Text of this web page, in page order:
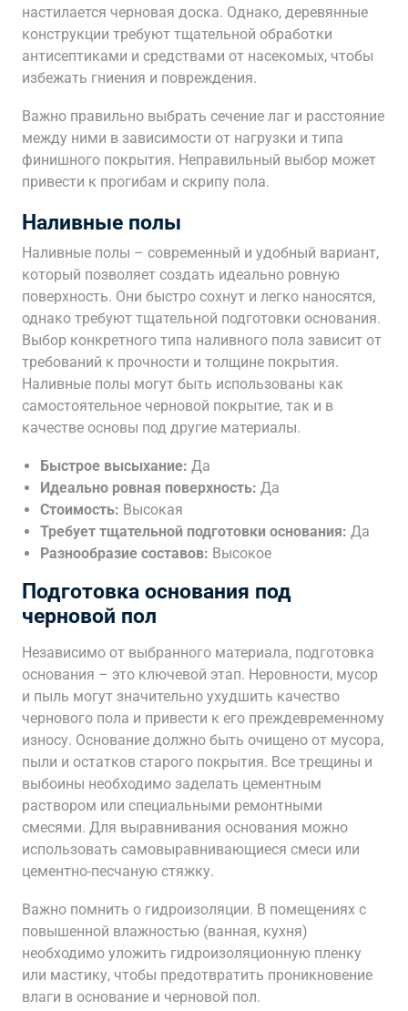
настилается черновая доска. Однако, деревянные
конструкции требуют тщательной обработки
антисептиками и средствами от насекомых, чтобы
избежать гниения и повреждения.
Важно правильно выбрать сечение лаг и расстояние
между ними в зависимости от нагрузки и типа
финишного покрытия. Неправильный выбор может
привести к прогибам и скрипу пола.
Наливные полы
Наливные полы – современный и удобный вариант,
который позволяет создать идеально ровную
поверхность. Они быстро сохнут и легко наносятся,
однако требуют тщательной подготовки основания.
Выбор конкретного типа наливного пола зависит от
требований к прочности и толщине покрытия.
Наливные полы могут быть использованы как
самостоятельное черновой покрытие, так и в
качестве основы под другие материалы.
Быстрое высыхание: Да
Идеально ровная поверхность: Да
Стоимость: Высокая
Требует тщательной подготовки основания: Да
Разнообразие составов: Высокое
Подготовка основания под
черновой пол
Независимо от выбранного материала, подготовка
основания – это ключевой этап. Неровности, мусор
и пыль могут значительно ухудшить качество
чернового пола и привести к его преждевременному
износу. Основание должно быть очищено от мусора,
пыли и остатков старого покрытия. Все трещины и
выбоины необходимо заделать цементным
раствором или специальными ремонтными
смесями. Для выравнивания основания можно
использовать самовыравнивающиеся смеси или
цементно-песчаную стяжку.
Важно помнить о гидроизоляции. В помещениях с
повышенной влажностью (ванная, кухня)
необходимо уложить гидроизоляционную пленку
или мастику, чтобы предотвратить проникновение
влаги в основание и черновой пол.